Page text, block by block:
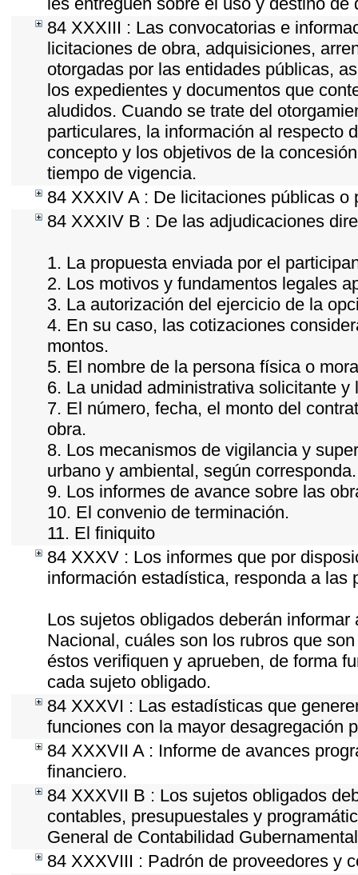
84 XXXIII : Las convocatorias e
licitaciones de obra, adquisiciones,
otorgadas por las entidades públicas,
los expedientes y documentos que
aludidos. Cuando se trate del
particulares, la información al respecto
concepto y los objetivos de la
tiempo de vigencia.
84 XXXIV A : De licitaciones públicas
84 XXXIV B : De las adjudicaciones
1. La propuesta enviada por el
2. Los motivos y fundamentos legales
3. La autorización del ejercicio de la
4. En su caso, las cotizaciones
montos.
5. El nombre de la persona física o
6. La unidad administrativa solicitante
7. El número, fecha, el monto del
obra.
8. Los mecanismos de vigilancia y
urbano y ambiental, según corresponda.
9. Los informes de avance sobre las
10. El convenio de terminación.
11. El finiquito
84 XXXV : Los informes que por
información estadística, responda a
Los sujetos obligados deberán
Nacional, cuáles son los rubros que
éstos verifiquen y aprueben, de forma
cada sujeto obligado.
84 XXXVI : Las estadísticas que
funciones con la mayor desagregación
84 XXXVII A : Informe de avances
financiero.
84 XXXVII B : Los sujetos obligados
contables, presupuestales y
General de Contabilidad
84 XXXVIII : Padrón de proveedores y